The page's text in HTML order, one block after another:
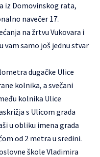
iz Domovinskog rata,
navečer 17.
na žrtvu Vukovara i
vam samo još jednu stvar
dugačke Ulice
kolnika, a svečani
kolnika Ulice
s Ulicom grada
u obliku imena grada
od 2 metra u sredini.
škole Vladimira